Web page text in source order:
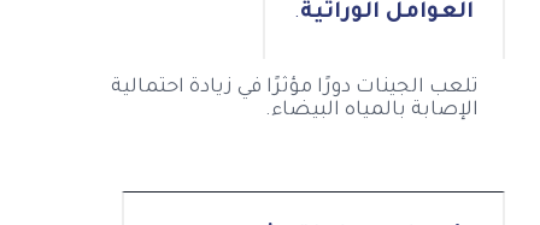
العوامل الوراثية.
تلعب الجينات دورًا مؤثرًا في زيادة احتمالية
الإصابة بالمياه البيضاء.